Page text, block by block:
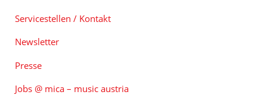
Servicestellen / Kontakt
Newsletter
Presse
Jobs @ mica – music austria